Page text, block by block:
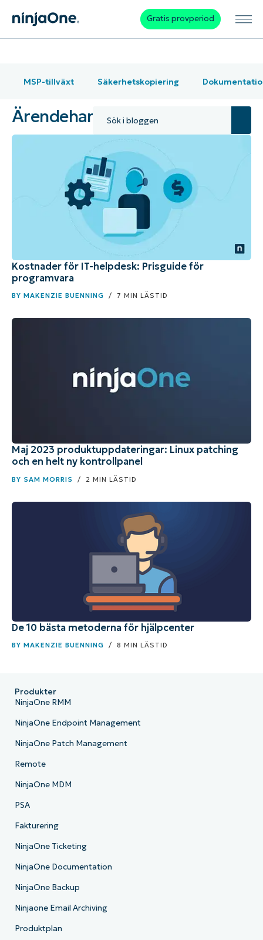
Gratis provperiod
MSP-tillväxt Säkerhetskopiering
Ärendehantering
Kostnader för IT-helpdesk: Prisguide för
programvara
BY MAKENZIE BUENNING / 7 MIN LÄSTID
Maj 2023 produktuppdateringar: Linux patching
och en helt ny kontrollpanel
BY SAM MORRIS / 2 MIN LÄSTID
De 10 bästa metoderna för hjälpcenter
BY MAKENZIE BUENNING / 8 MIN LÄSTID
Produkter
NinjaOne RMM
NinjaOne Endpoint Management
NinjaOne Patch Management
Remote
NinjaOne MDM
PSA
Fakturering
NinjaOne Ticketing
NinjaOne Documentation
NinjaOne Backup
Ninjaone Email Archiving
Produktplan